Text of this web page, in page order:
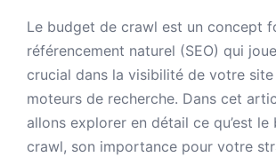
Le budget de crawl est un concept
référencement naturel (SEO) qui
crucial dans la visibilité de votre
moteurs de recherche. Dans cet
allons explorer en détail ce qu’est
crawl, son importance pour votre